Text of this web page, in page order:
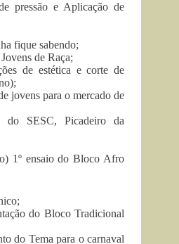
pressão e Aplicação de
fique sabendo;
de Raça;
de estética e corte de
jovens para o mercado de
do SESC, Picadeiro da
1º ensaio do Bloco Afro
do Bloco Tradicional
Tema para o carnaval